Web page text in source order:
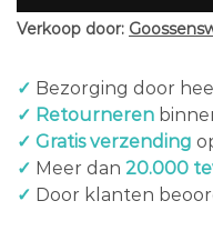
Verkoop door:
✓ Bezorging door heel
✓ Retourneren
✓ Gratis verzending
✓ Meer dan 20.000
✓ Door klanten